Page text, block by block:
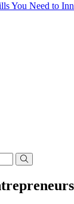
You Need to